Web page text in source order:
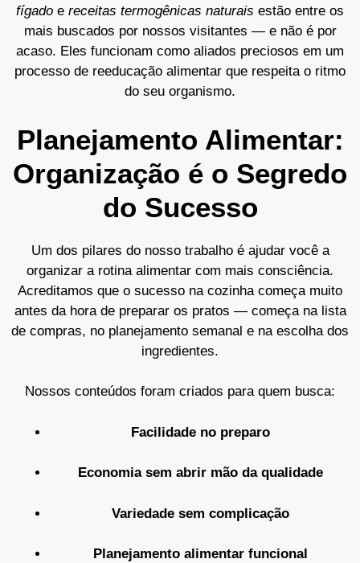
fígado e receitas termogênicas naturais estão entre os
mais buscados por nossos visitantes — e não é por
acaso. Eles funcionam como aliados preciosos em um
processo de reeducação alimentar que respeita o ritmo
do seu organismo.
Planejamento Alimentar:
Organização é o Segredo
do Sucesso
Um dos pilares do nosso trabalho é ajudar você a
organizar a rotina alimentar com mais consciência.
Acreditamos que o sucesso na cozinha começa muito
antes da hora de preparar os pratos — começa na lista
de compras, no planejamento semanal e na escolha dos
ingredientes.
Nossos conteúdos foram criados para quem busca:
Facilidade no preparo
Economia sem abrir mão da qualidade
Variedade sem complicação
Planejamento alimentar funcional